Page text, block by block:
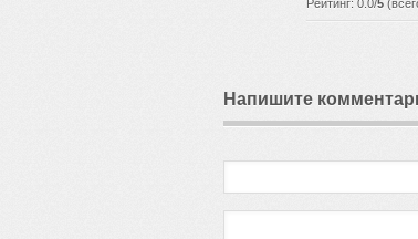
Рейтинг: 0.0/5
Напишите